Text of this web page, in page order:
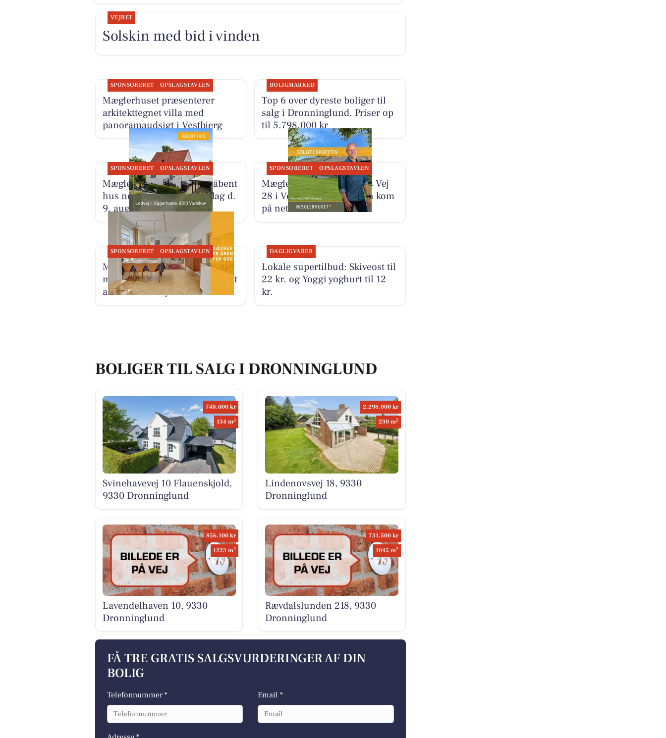
VEJRET
Solskin med bid i vinden
SPONSORERET OPSLAGSTAVLEN
Mæglerhuset præsenterer
arkitekttegnet villa med
panoramaudsigt i Vestbjerg
BOLIGMARKED
Top 6 over dyreste boliger til
salg i Dronninglund. Priser op
til 5.798.000 kr
SPONSORERET OPSLAGSTAVLEN
Mæglerhuset inviterer til åbent
hus nord for fjorden søndag d.
9. august
SPONSORERET OPSLAGSTAVLEN
Mæglerhuset solgte Tines Vej
28 i Vestbjerg, før boligen kom
på nettet
SPONSORERET OPSLAGSTAVLEN
Mæglerhuset præsenterer
moderniseret lejlighed i hjertet
af Nørresundby
DAGLIGVARER
Lokale supertilbud: Skiveost til
22 kr. og Yoggi yoghurt til 12
kr.
BOLIGER TIL SALG I DRONNINGLUND
748.000 kr
134 m2
Svinehavevej 10 Flauenskjold,
9330 Dronninglund
2.298.000 kr
230 m2
Lindenovsvej 18, 9330
Dronninglund
856.100 kr
1223 m2
Lavendelhaven 10, 9330
Dronninglund
731.500 kr
1045 m2
Rævdalslunden 218, 9330
Dronninglund
FÅ TRE GRATIS SALGSVURDERINGER AF DIN
BOLIG
Telefonnummer * Email *